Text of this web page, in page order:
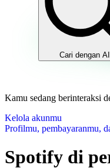
Cari dengan AI
Kamu sedang berinteraksi
Kelola akunmu
Profilmu, pembayaranmu,
Spotify di